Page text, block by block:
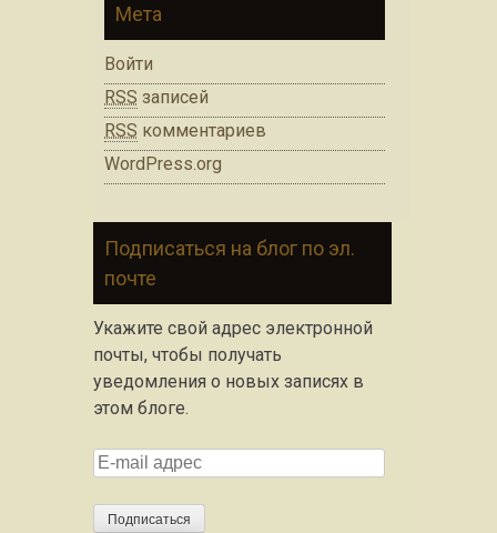
Мета
Войти
RSS записей
RSS комментариев
WordPress.org
Подписаться на блог по эл.
почте
Укажите свой адрес электронной
почты, чтобы получать
уведомления о новых записях в
этом блоге.
E